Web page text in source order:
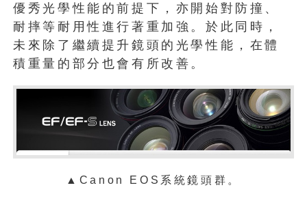
優秀光學性能的前提下，亦開始對防撞、
耐摔等耐用性進行著重加強。於此同時，
未來除了繼續提升鏡頭的光學性能，在體
積重量的部分也會有所改善。
▲Canon EOS系統鏡頭群。